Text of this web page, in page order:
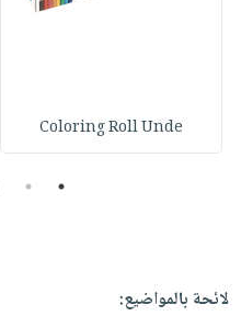
Coloring Roll Unde
1
2
لائحة بالمواضيع: